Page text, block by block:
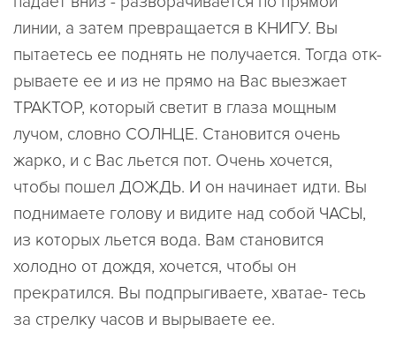
линии, а затем превращается в KHИГУ. Вы
пытаетесь ее поднять не получается. Тогда отк-
рываете ее и из не прямо на Вас выезжает
ТРАKТОР, который светит в глаза мощным
лучом, словно СОЛHЦЕ. Становится очень
жарко, и с Вас льется пот. Очень хочется,
чтобы пошел ДОЖДЬ. И он начинает идти. Вы
поднимаете голову и видите над собой ЧАСЫ,
из которых льется вода. Вам становится
холодно от дождя, хочется, чтобы он
прекратился. Вы подпрыгиваете, хватае- тесь
за стрелку часов и вырываете ее.